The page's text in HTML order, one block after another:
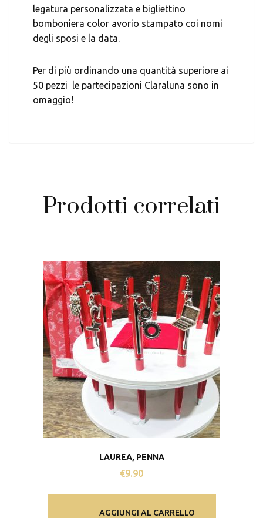
legatura personalizzata e bigliettino
bomboniera color avorio stampato coi nomi
degli sposi e la data.
Per di più ordinando una quantità superiore ai
50 pezzi le partecipazioni Claraluna sono in
omaggio!
Prodotti correlati
LAUREA, PENNA
€9.90
AGGIUNGI AL CARRELLO